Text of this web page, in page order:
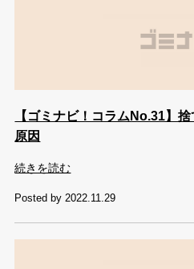
【ゴミナビ！コラムNo.31】
原因
続きを読む
Posted by 2022.11.29